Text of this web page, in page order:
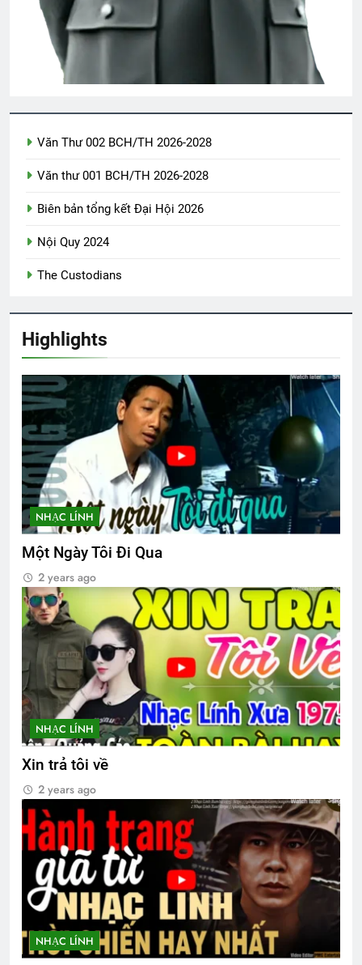
NHỮNG VÌ SAO (Aphonse Daudet)
3 Years Ago
3 Years Ago
PHONG THƯ ĐỦ Ý (Lưu Hiểu Ba)
3 Years Ago
Thăm QP Mai Bá Long K21
2 Years Ago
CSVSQ Võ Công Khánh K19
2 Years Ago
2 Years Ago 2 Years Ago
Lễ mãn khóa
2 Years Ago
CTBCTY – Tập I – Chương 8
Khúc nhạc mừng xuân
2 Years Ago
Em vẫn là mùa Xuân
2 Years Ago
Văn Thư 002 BCH/TH 2026-2028
Văn thư 001 BCH/TH 2026-2028
Biên bản tổng kết Đại Hội 2026
Nội Quy 2024
The Custodians
Highlights
NHẠC LÍNH
Một Ngày Tôi Đi Qua
2 years ago
NHẠC LÍNH
Xin trả tôi về
2 years ago
NHẠC LÍNH